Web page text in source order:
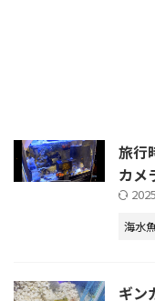
旅行
カメ
海水
ギン